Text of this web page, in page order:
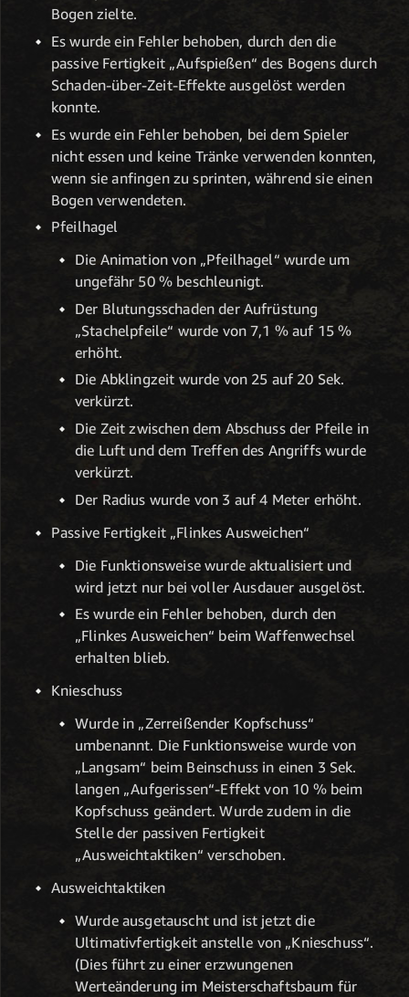
Bogen zielte.
Es wurde ein Fehler behoben, durch den die
passive Fertigkeit „Aufspießen“ des Bogens durch
Schaden-über-Zeit-Effekte ausgelöst werden
konnte.
Es wurde ein Fehler behoben, bei dem Spieler
nicht essen und keine Tränke verwenden konnten,
wenn sie anfingen zu sprinten, während sie einen
Bogen verwendeten.
Pfeilhagel
Die Animation von „Pfeilhagel“ wurde um
ungefähr 50 % beschleunigt.
Der Blutungsschaden der Aufrüstung
„Stachelpfeile“ wurde von 7,1 % auf 15 %
erhöht.
Die Abklingzeit wurde von 25 auf 20 Sek.
verkürzt.
Die Zeit zwischen dem Abschuss der Pfeile in
die Luft und dem Treffen des Angriffs wurde
verkürzt.
Der Radius wurde von 3 auf 4 Meter erhöht.
Passive Fertigkeit „Flinkes Ausweichen“
Die Funktionsweise wurde aktualisiert und
wird jetzt nur bei voller Ausdauer ausgelöst.
Es wurde ein Fehler behoben, durch den
„Flinkes Ausweichen“ beim Waffenwechsel
erhalten blieb.
Knieschuss
Wurde in „Zerreißender Kopfschuss“
umbenannt. Die Funktionsweise wurde von
„Langsam“ beim Beinschuss in einen 3 Sek.
langen „Aufgerissen“-Effekt von 10 % beim
Kopfschuss geändert. Wurde zudem in die
Stelle der passiven Fertigkeit
„Ausweichtaktiken“ verschoben.
Ausweichtaktiken
Wurde ausgetauscht und ist jetzt die
Ultimativfertigkeit anstelle von „Knieschuss“.
(Dies führt zu einer erzwungenen
Werteänderung im Meisterschaftsbaum für